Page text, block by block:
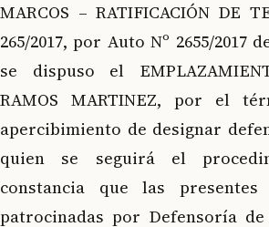
MARCOS – RATIFICACIÓN DE
265/2017, por Auto Nº 2655/2017
se dispuso el
RAMOS MARTINEZ, por el
apercibimiento de designar
quien se seguirá el
constancia que las presentes
patrocinadas por Defensoría